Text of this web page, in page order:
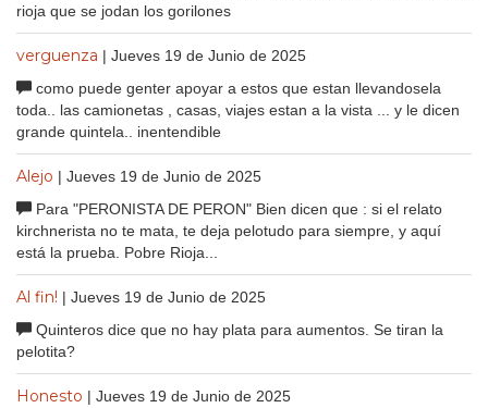
rioja que se jodan los gorilones
verguenza | Jueves 19 de Junio de 2025
como puede genter apoyar a estos que estan llevandosela
toda.. las camionetas , casas, viajes estan a la vista ... y le dicen
grande quintela.. inentendible
Alejo | Jueves 19 de Junio de 2025
Para "PERONISTA DE PERON" Bien dicen que : si el relato
kirchnerista no te mata, te deja pelotudo para siempre, y aquí
está la prueba. Pobre Rioja...
Al fin! | Jueves 19 de Junio de 2025
Quinteros dice que no hay plata para aumentos. Se tiran la
pelotita?
Honesto | Jueves 19 de Junio de 2025